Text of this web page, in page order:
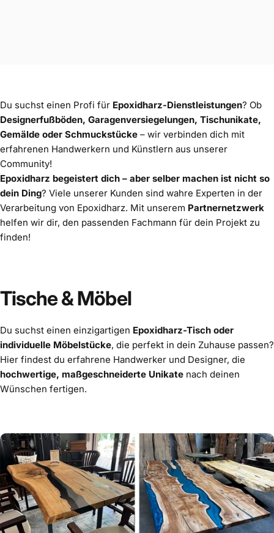
Partnernetzwerk
Du suchst Epoxidharz-Profis?
Wähle den Experten, der dein Vorhaben perfekt umsetzen
Du suchst einen Profi für Epoxidharz-Dienstleistungen? Ob
Designerfußböden, Garagenversiegelungen, Tischunikate,
Gemälde oder Schmuckstücke – wir verbinden dich mit
erfahrenen Handwerkern und Künstlern aus unserer
Community!
Epoxidharz begeistert dich – aber selber machen ist nicht so
dein Ding? Viele unserer Kunden sind wahre Experten in der
Verarbeitung von Epoxidharz. Mit unserem Partnernetzwerk
helfen wir dir, den passenden Fachmann für dein Projekt zu
finden!
Tische&Möbel
Du suchst einen einzigartigen Epoxidharz-Tisch oder
individuelle Möbelstücke, die perfekt in dein Zuhause passen?
Hier findest du erfahrene Handwerker und Designer, die
hochwertige, maßgeschneiderte Unikate nach deinen
Wünschen fertigen.